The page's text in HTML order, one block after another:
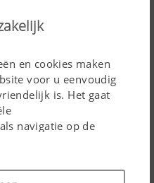
en cookies maken
voor u eenvoudig
is. Het gaat
navigatie op de
om uw
die op de cirkelharkunit
Een lange
ook voor dat de tanden
worden getrokken. Dit
wordt gestrooid.
voeder nog drogen in